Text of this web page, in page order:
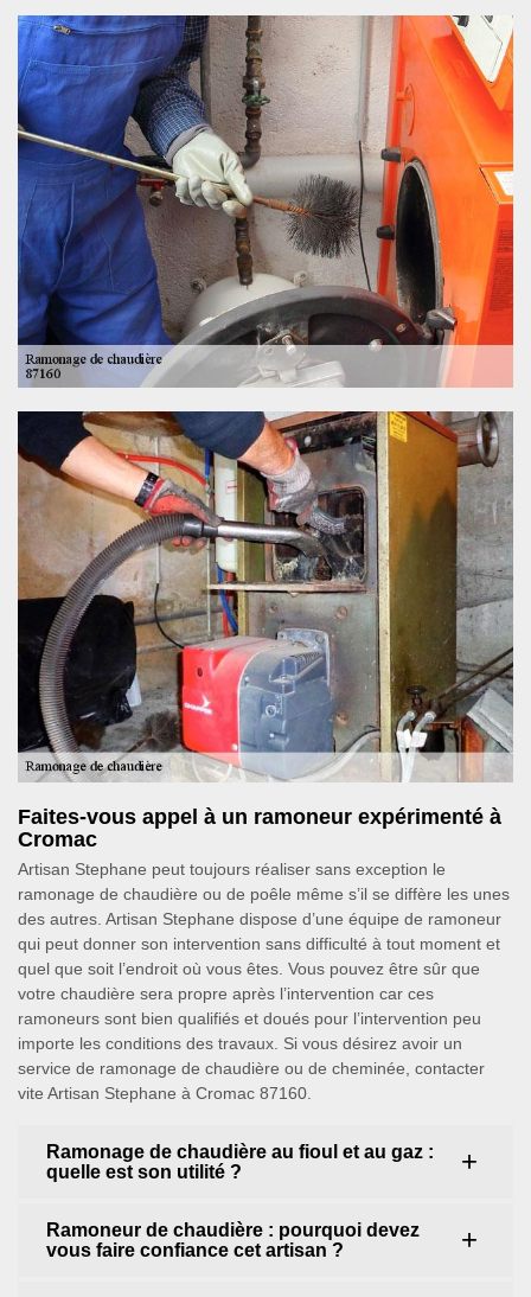
Faites-vous appel à un ramoneur expérimenté à
Cromac
Artisan Stephane peut toujours réaliser sans exception le
ramonage de chaudière ou de poêle même s’il se diffère les unes
des autres. Artisan Stephane dispose d’une équipe de ramoneur
qui peut donner son intervention sans difficulté à tout moment et
quel que soit l’endroit où vous êtes. Vous pouvez être sûr que
votre chaudière sera propre après l’intervention car ces
ramoneurs sont bien qualifiés et doués pour l’intervention peu
importe les conditions des travaux. Si vous désirez avoir un
service de ramonage de chaudière ou de cheminée, contacter
vite Artisan Stephane à Cromac 87160.
Ramonage de chaudière au fioul et au gaz :
quelle est son utilité ?
Ramoneur de chaudière : pourquoi devez
vous faire confiance cet artisan ?